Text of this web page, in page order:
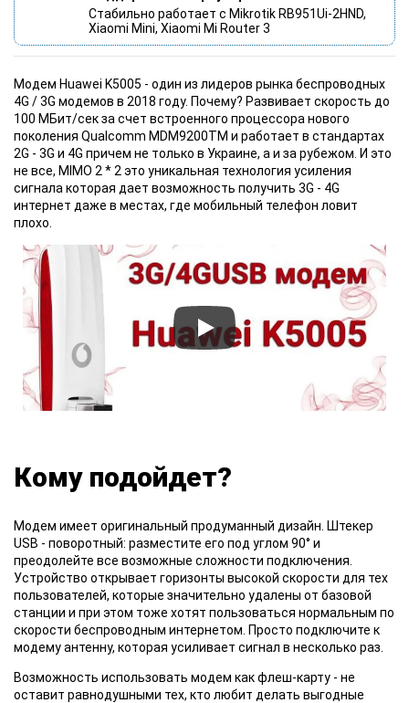
Стабильно работает с Mikrotik RB951Ui-2HND,
Xiaomi Mini, Xiaomi Mi Router 3
Модем Huawei K5005 - один из лидеров рынка беспроводных
4G / 3G модемов в 2018 году. Почему? Развивает скорость до
100 МБит/сек за счет встроенного процессора нового
поколения Qualcomm MDM9200TM и работает в стандартах
2G - 3G и 4G причем не только в Украине, а и за рубежом. И это
не все, MIMO 2 * 2 это уникальная технология усиления
сигнала которая дает возможность получить 3G - 4G
интернет даже в местах, где мобильный телефон ловит
плохо.
Кому подойдет?
Модем имеет оригинальный продуманный дизайн. Штекер
USB - поворотный: разместите его под углом 90° и
преодолейте все возможные сложности подключения.
Устройство открывает горизонты высокой скорости для тех
пользователей, которые значительно удалены от базовой
станции и при этом тоже хотят пользоваться нормальным по
скорости беспроводным интернетом. Просто подключите к
модему антенну, которая усиливает сигнал в несколько раз.
Возможность использовать модем как флеш-карту - не
оставит равнодушными тех, кто любит делать выгодные